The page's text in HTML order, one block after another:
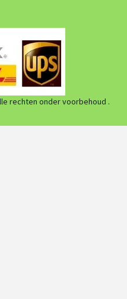
rechten onder voorbehoud .